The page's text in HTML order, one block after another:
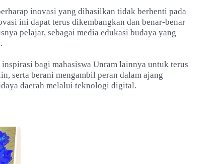
inovasi yang dihasilkan tidak berhenti pada
ini dapat terus dikembangkan dan benar-benar
pelajar, sebagai media edukasi budaya yang
bagi mahasiswa Unram lainnya untuk terus
serta berani mengambil peran dalam ajang
daerah melalui teknologi digital.